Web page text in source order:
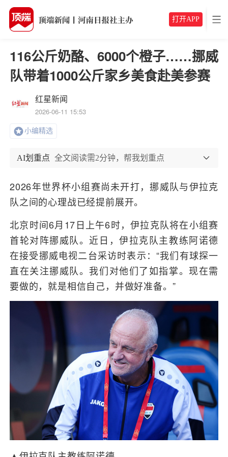
打开APP
116公斤奶酪、6000个橙子……挪威
队带着1000公斤家乡美食赴美参赛
红星新闻
2026-06-11 15:53
小编精选
AI划重点 全文阅读需2分钟，帮我划重点
2026年世界杯小组赛尚未开打，挪威队与伊拉克
队之间的心理战已经提前展开。
北京时间6月17日上午6时，伊拉克队将在小组赛
首轮对阵挪威队。近日，伊拉克队主教练阿诺德
在接受挪威电视二台采访时表示：“我们有球探一
直在关注挪威队。我们对他们了如指掌。现在需
要做的，就是相信自己，并做好准备。”